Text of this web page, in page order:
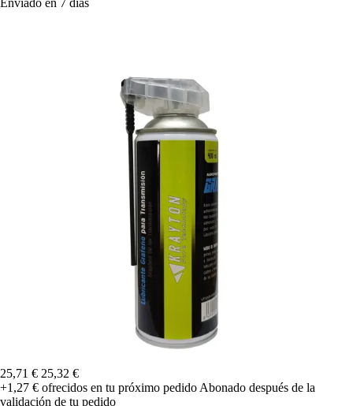
Enviado en 7 días
25,71 € 25,32 €
+1,27 € ofrecidos en tu próximo pedido Abonado después de la
validación de tu pedido